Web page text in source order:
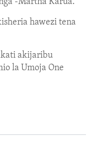
-Martha Karua.
hawezi tena
akijaribu
la Umoja One